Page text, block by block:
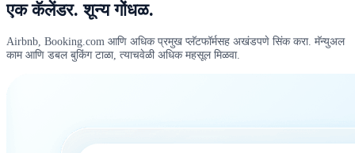
एक कॅलेंडर. शून्य गोंधळ.
Airbnb, Booking.com आणि अधिक प्रमुख प्लॅटफॉर्मसह अखंडपणे सिंक करा. मॅन्युअल
काम आणि डबल बुकिंग टाळा, त्याचवेळी अधिक महसूल मिळवा.